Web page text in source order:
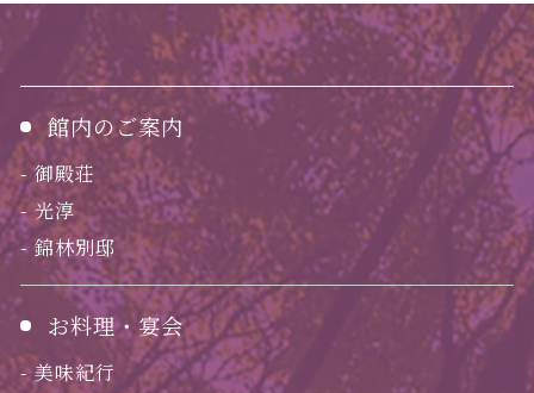
館内のご案内
御殿荘
光淳
錦林別邸
お料理・宴会
美味紀行